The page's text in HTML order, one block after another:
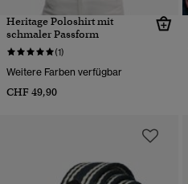
Heritage Poloshirt mit
schmaler Passform
(1)
Weitere Farben verfügbar
CHF 49,90